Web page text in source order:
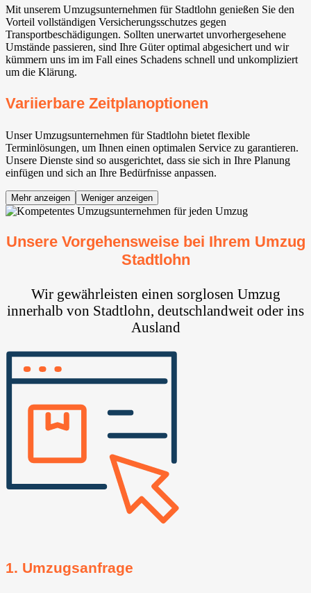
Mit unserem Umzugsunternehmen für Stadtlohn genießen Sie den
Vorteil vollständigen Versicherungsschutzes gegen
Transportbeschädigungen. Sollten unerwartet unvorhergesehene
Umstände passieren, sind Ihre Güter optimal abgesichert und wir
kümmern uns im im Fall eines Schadens schnell und unkompliziert
um die Klärung.
Variierbare Zeitplanoptionen
Unser Umzugsunternehmen für Stadtlohn bietet flexible
Terminlösungen, um Ihnen einen optimalen Service zu garantieren.
Unsere Dienste sind so ausgerichtet, dass sie sich in Ihre Planung
einfügen und sich an Ihre Bedürfnisse anpassen.
Mehr anzeigen Weniger anzeigen
Unsere Vorgehensweise bei Ihrem Umzug
Stadtlohn
Wir gewährleisten einen sorglosen Umzug
innerhalb von Stadtlohn, deutschlandweit oder ins
Ausland
1. Umzugsanfrage